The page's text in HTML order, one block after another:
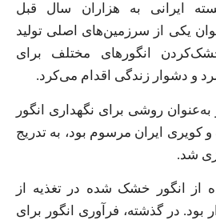
ایرانی به هزاران سال قبل
یکی از سرزمین‌های اصلی تولید
خشک‌کردن انگورهای مختلف برای
و دشوار زندگی اقدام می‌کرد.
به‌عنوان روشی برای نگهداری انگور
کویری ایران مرسوم بود، به تدریج
شد.
از انگور خشک شده در تغذیه از
بود. در گذشته، فرآوری انگور برای